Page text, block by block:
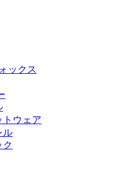
ックス
トウェア
ル
ク